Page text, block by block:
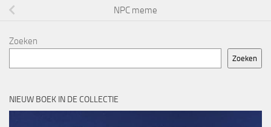
NPC meme
Zoeken
Zoeken
NIEUW BOEK IN DE COLLECTIE